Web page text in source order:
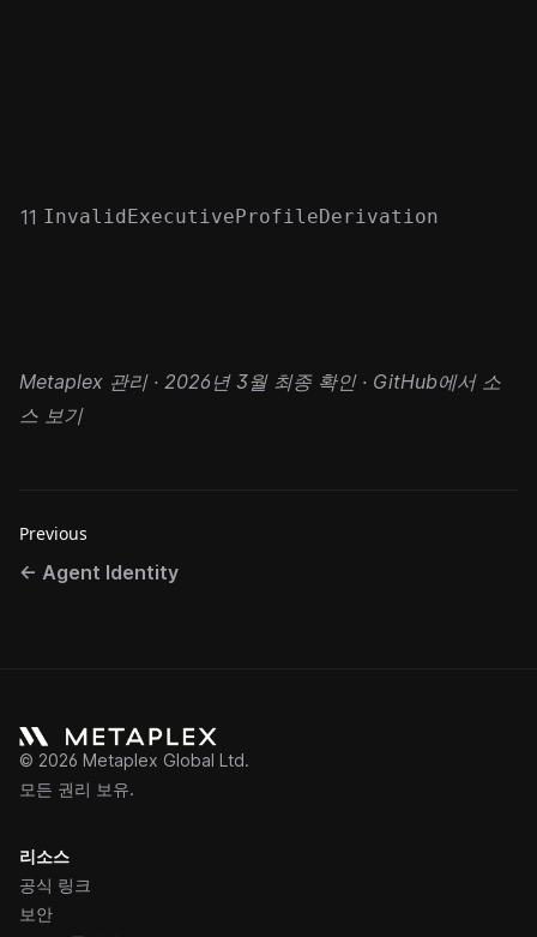
11 InvalidExecutiveProfileDerivation
Metaplex 관리 · 2026년 3월 최종 확인 · GitHub에서 소
스 보기
Previous
← Agent Identity
© 2026 Metaplex Global Ltd.
모든 권리 보유.
리소스
공식 링크
보안